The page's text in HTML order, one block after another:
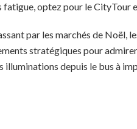
optez pour le CityTour
par les marchés de Noël,
stratégiques pour
illuminations depuis le bus à